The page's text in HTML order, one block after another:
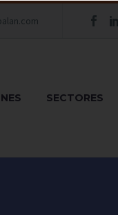
SECTORES